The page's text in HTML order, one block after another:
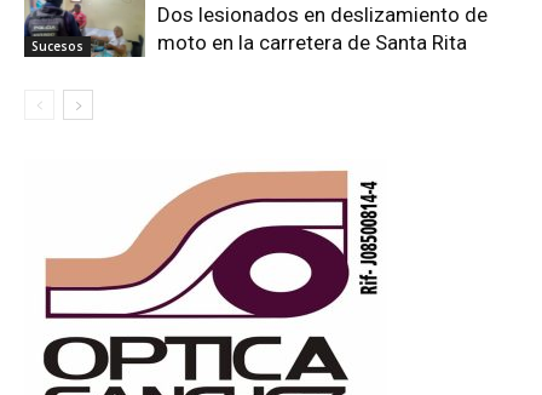
Sucesos
Dos lesionados en deslizamiento de
moto en la carretera de Santa Rita